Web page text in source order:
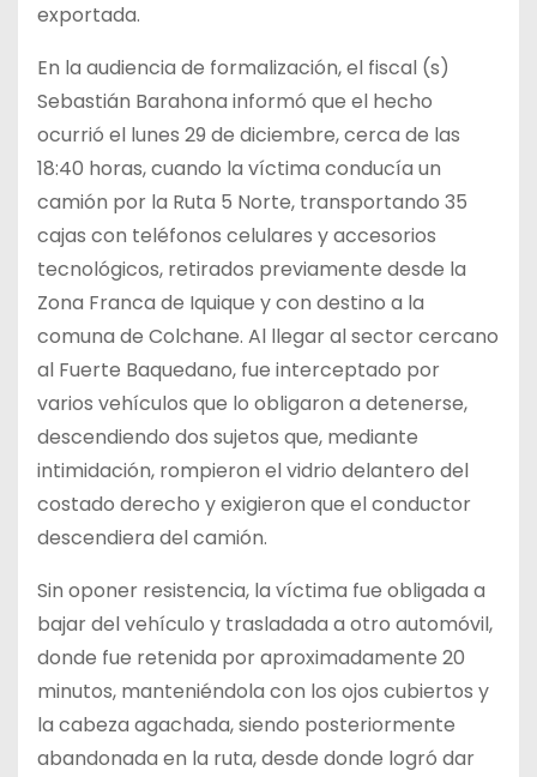
exportada.
En la audiencia de formalización, el fiscal (s)
Sebastián Barahona informó que el hecho
ocurrió el lunes 29 de diciembre, cerca de las
18:40 horas, cuando la víctima conducía un
camión por la Ruta 5 Norte, transportando 35
cajas con teléfonos celulares y accesorios
tecnológicos, retirados previamente desde la
Zona Franca de Iquique y con destino a la
comuna de Colchane. Al llegar al sector cercano
al Fuerte Baquedano, fue interceptado por
varios vehículos que lo obligaron a detenerse,
descendiendo dos sujetos que, mediante
intimidación, rompieron el vidrio delantero del
costado derecho y exigieron que el conductor
descendiera del camión.
Sin oponer resistencia, la víctima fue obligada a
bajar del vehículo y trasladada a otro automóvil,
donde fue retenida por aproximadamente 20
minutos, manteniéndola con los ojos cubiertos y
la cabeza agachada, siendo posteriormente
abandonada en la ruta, desde donde logró dar